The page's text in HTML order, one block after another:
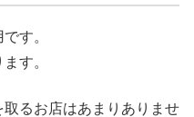
す。
す。
るお店はあまりありませ